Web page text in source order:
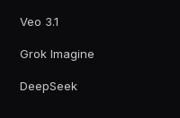
Veo 3.1
Grok Imagine
DeepSeek